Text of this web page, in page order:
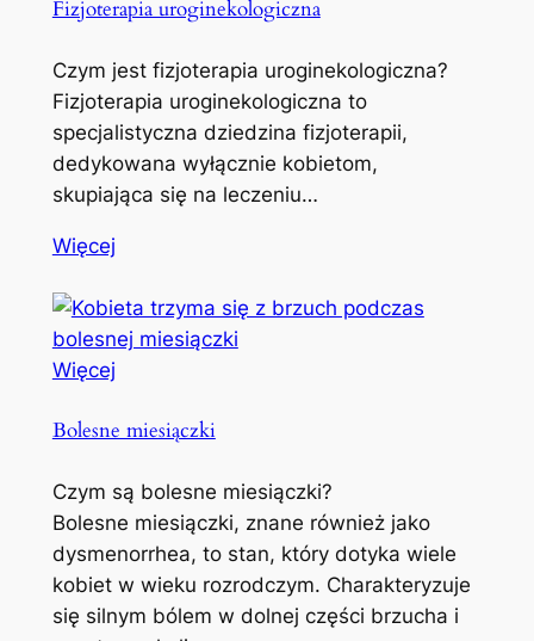
Fizjoterapia uroginekologiczna
Czym jest fizjoterapia uroginekologiczna?
Fizjoterapia uroginekologiczna to
specjalistyczna dziedzina fizjoterapii,
dedykowana wyłącznie kobietom,
skupiająca się na leczeniu…
Więcej
Więcej
Bolesne miesiączki
Czym są bolesne miesiączki?
Bolesne miesiączki, znane również jako
dysmenorrhea, to stan, który dotyka wiele
kobiet w wieku rozrodczym. Charakteryzuje
się silnym bólem w dolnej części brzucha i